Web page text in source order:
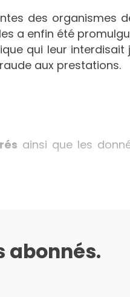
des organismes
a enfin été
qui leur interdisait
aux prestations.
ainsi que les
abonnés.